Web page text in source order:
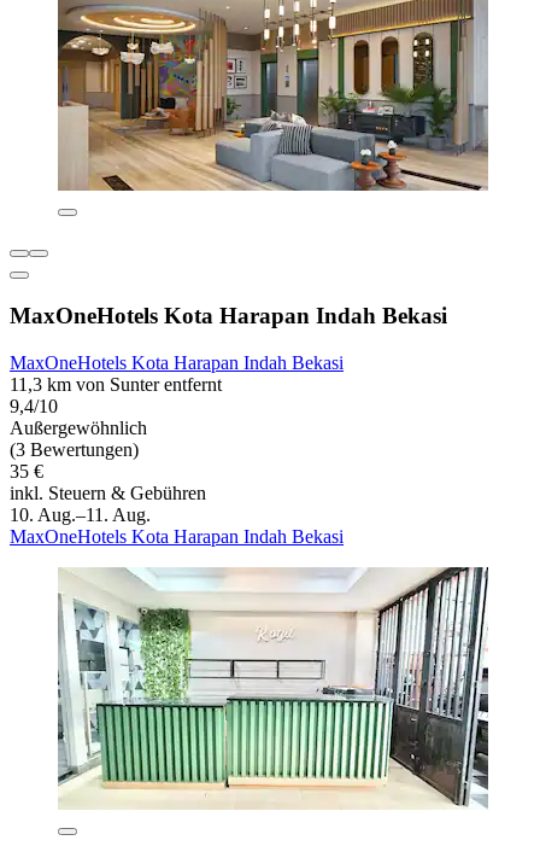
MaxOneHotels Kota Harapan Indah Bekasi
MaxOneHotels Kota Harapan Indah Bekasi
11,3 km von Sunter entfernt
9,4/10
Außergewöhnlich
(3 Bewertungen)
35 €
inkl. Steuern & Gebühren
10. Aug.–11. Aug.
MaxOneHotels Kota Harapan Indah Bekasi